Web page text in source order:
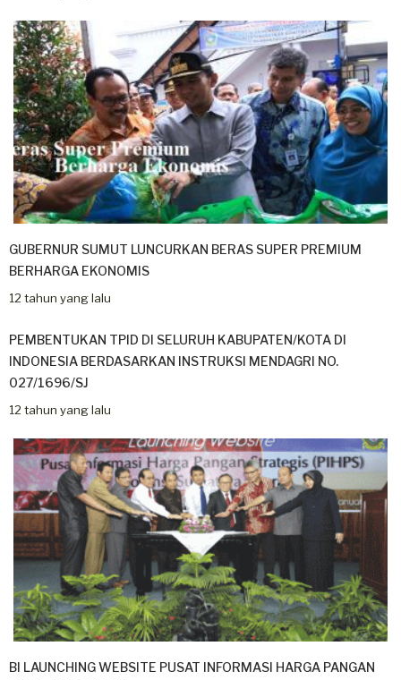
GUBERNUR SUMUT LUNCURKAN BERAS SUPER PREMIUM
BERHARGA EKONOMIS
12 tahun yang lalu
PEMBENTUKAN TPID DI SELURUH KABUPATEN/KOTA DI
INDONESIA BERDASARKAN INSTRUKSI MENDAGRI NO.
027/1696/SJ
12 tahun yang lalu
BI LAUNCHING WEBSITE PUSAT INFORMASI HARGA PANGAN